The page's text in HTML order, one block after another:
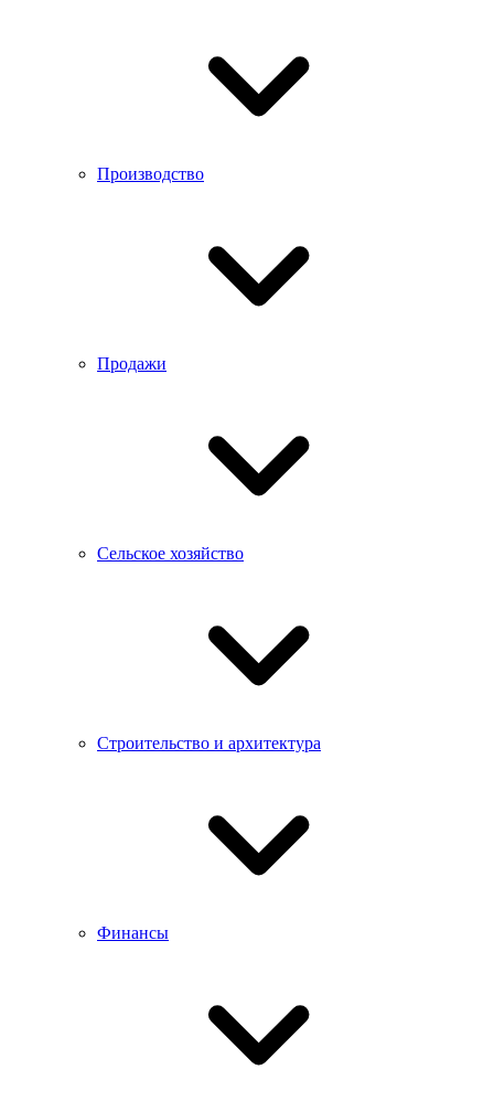
Производство
Продажи
Сельское хозяйство
Строительство и архитектура
Финансы